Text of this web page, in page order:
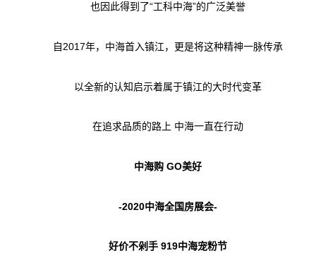
也因此得到了“工科中海”的广泛美誉
自 2017年，中海首入镇江，更是将这种精神一脉传承
以全新的认知启示着属于镇江的大时代变革
在追求品质的路上 中海一直在行动
中海购GO美好
-2020中海全国房展会-
好价不剁手919中海宠粉节